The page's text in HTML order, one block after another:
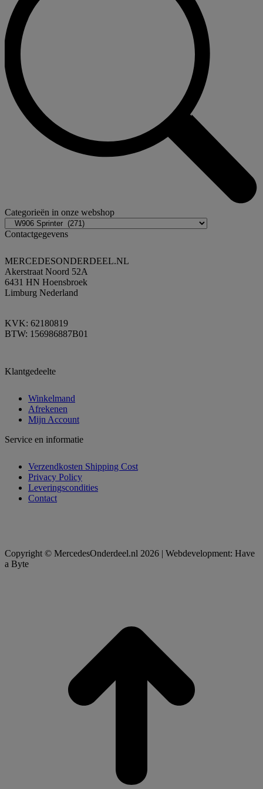
Categorieën in onze webshop
Contactgegevens
MERCEDESONDERDEEL.NL
Akerstraat Noord 52A
6431 HN Hoensbroek
Limburg Nederland
KVK: 62180819
BTW: 156986887B01
Klantgedeelte
Winkelmand
Afrekenen
Mijn Account
Service en informatie
Verzendkosten Shipping Cost
Privacy Policy
Leveringscondities
Contact
Copyright © MercedesOnderdeel.nl 2026 | Webdevelopment: Have
a Byte